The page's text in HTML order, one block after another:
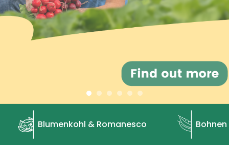
Blumenkohl & Romanesco Bohnen